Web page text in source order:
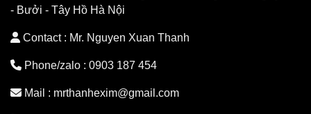
- Bưởi - Tây Hồ Hà Nội
Contact : Mr. Nguyen Xuan Thanh
Phone/zalo : 0903 187 454
Mail : mrthanhexim@gmail.com